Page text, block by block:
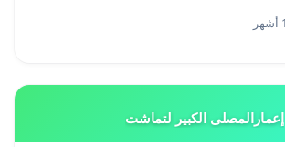
إعمارالمصلى الكبير لتماشت